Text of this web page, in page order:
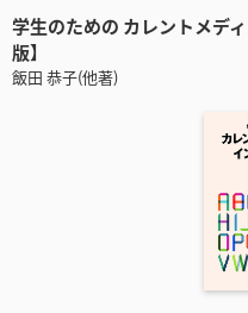
学生のための カレントメデ
版】
飯田 恭子(他著)